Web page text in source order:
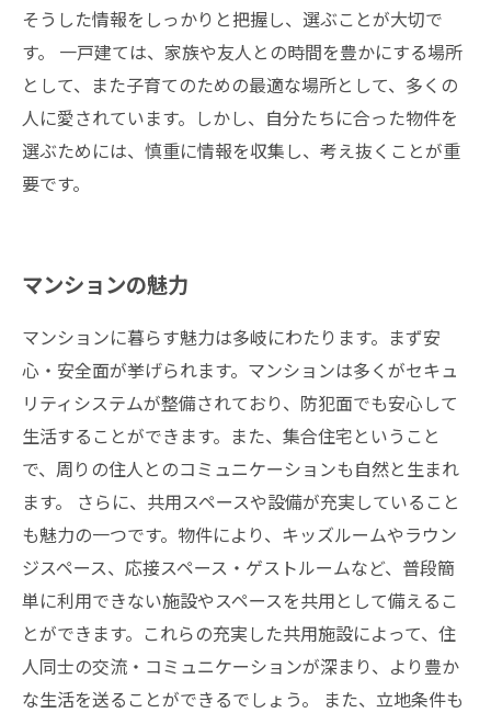
そうした情報をしっかりと把握し、選ぶことが大切で
す。 一戸建ては、家族や友人との時間を豊かにする場所
として、また子育てのための最適な場所として、多くの
人に愛されています。しかし、自分たちに合った物件を
選ぶためには、慎重に情報を収集し、考え抜くことが重
要です。
マンションの魅力
マンションに暮らす魅力は多岐にわたります。まず安
心・安全面が挙げられます。マンションは多くがセキュ
リティシステムが整備されており、防犯面でも安心して
生活することができます。また、集合住宅ということ
で、周りの住人とのコミュニケーションも自然と生まれ
ます。 さらに、共用スペースや設備が充実していること
も魅力の一つです。物件により、キッズルームやラウン
ジスペース、応接スペース・ゲストルームなど、普段簡
単に利用できない施設やスペースを共用として備えるこ
とができます。これらの充実した共用施設によって、住
人同士の交流・コミュニケーションが深まり、より豊か
な生活を送ることができるでしょう。 また、立地条件も